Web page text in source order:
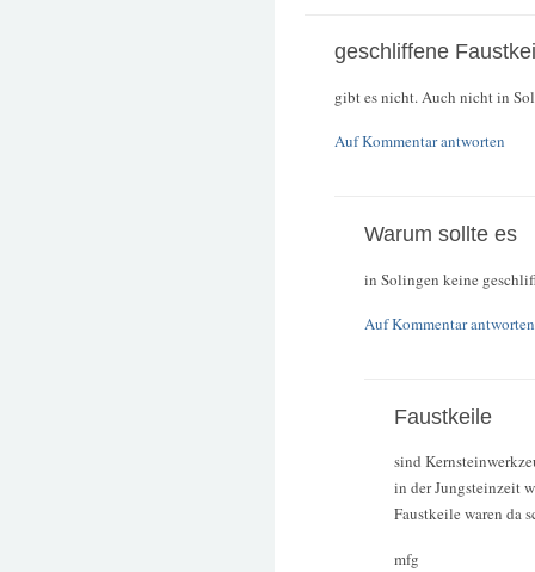
geschliffene
gibt es nicht. Auch nicht in
Auf Kommentar antworten
Warum sollte es
in Solingen keine
Auf Kommentar antworten
Faustkeile
sind
in der Jungsteinzeit
Faustkeile waren da
mfg